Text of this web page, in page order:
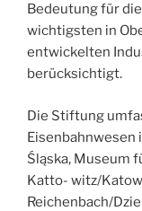
Bedeutung für
wichtigsten in
entwickelten
berücksichtigt.
Die Stiftung
Eisenbahnwesen
Śląska, Museum
Katto- witz/
Reichenbach/